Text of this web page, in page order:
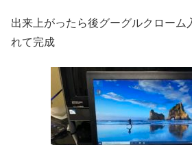
出来上がったら後グーグルクローム
れて完成